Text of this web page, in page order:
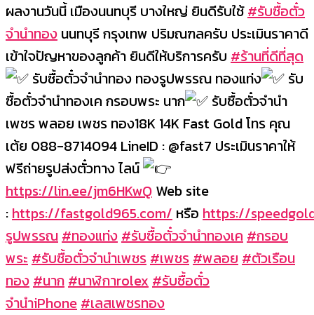
ผลงานวันนี้ เมืองนนทบุรี บางใหญ่ ยินดีรับใช้#รับซื้อตั๋ว
จำนำทอง นนทบุรี กรุงเทพ ปริมณฑลครับ ประเมินราคาดี
เข้าใจปัญหาของลูกค้า ยินดีให้บริการครับ #ร้านที่ดีที่สุด
รับซื้อตั๋วจำนำทอง ทองรูปพรรณ ทองแท่ง
รับ
ซื้อตั๋วจำนำทองเค กรอบพระ นาก
รับซื้อตั๋วจำนำ
เพชร พลอย เพชร ทอง18K 14K Fast Gold โทร คุณ
เต้ย 088-8714094 LineID : @fast7 ประเมินราคาให้
ฟรีถ่ายรูปส่งตั๋วทาง ไลน์
https://lin.ee/jm6HKwQ Web site
:https://fastgold965.com/ หรือ https://
รูปพรรณ#ทองแท่ง#รับซื้อตั๋วจำนำทองเค#กรอบ
พระ#รับซื้อตั๋วจำนำเพชร#เพชร#พลอย#ตัวเรือน
ทอง#นาก#นาฬิกาrolex#รับซื้อตั๋ว
จำนำiPhone#เลสเพชรทอง